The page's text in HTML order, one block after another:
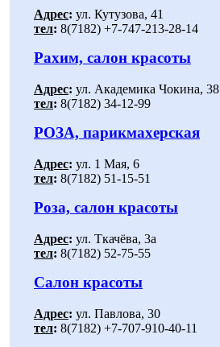
Адрес: ул. Кутузова, 41
тел: 8(7182) +7-747-213-28-14
Рахим, салон красоты
Адрес: ул. Академика Чокина, 38
тел: 8(7182) 34-12-99
РОЗА, парикмахерская
Адрес: ул. 1 Мая, 6
тел: 8(7182) 51-15-51
Роза, салон красоты
Адрес: ул. Ткачёва, 3а
тел: 8(7182) 52-75-55
Салон красоты
Адрес: ул. Павлова, 30
тел: 8(7182) +7-707-910-40-11